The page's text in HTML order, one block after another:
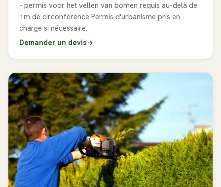
- permis voor het vellen van bomen requis au-delà de
1m de circonférence Permis d'urbanisme pris en
charge si nécessaire.
Demander un devis